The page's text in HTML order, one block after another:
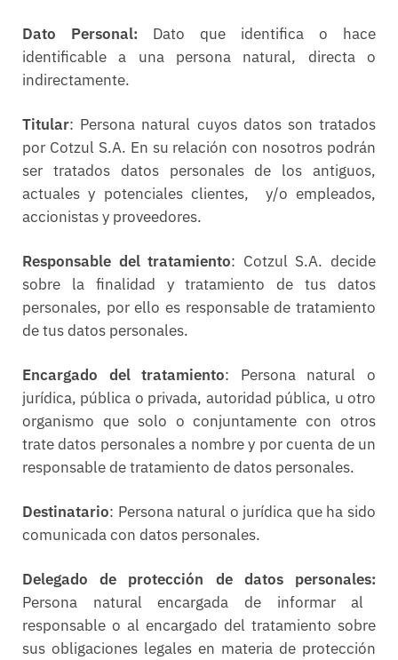
Dato Personal: Dato que identifica o hace
identificable a una persona natural, directa o
indirectamente.
Titular: Persona natural cuyos datos son tratados
por Cotzul S.A. En su relación con nosotros podrán
ser tratados datos personales de los antiguos,
actuales y potenciales clientes, y/o empleados,
accionistas y proveedores.
Responsable del tratamiento: Cotzul S.A. decide
sobre la finalidad y tratamiento de tus datos
personales, por ello es responsable de tratamiento
de tus datos personales.
Encargado del tratamiento: Persona natural o
jurídica, pública o privada, autoridad pública, u otro
organismo que solo o conjuntamente con otros
trate datos personales a nombre y por cuenta de un
responsable de tratamiento de datos personales.
Destinatario: Persona natural o jurídica que ha sido
comunicada con datos personales.
Delegado de protección de datos personales:
Persona natural encargada de informar al
responsable o al encargado del tratamiento sobre
sus obligaciones legales en materia de protección